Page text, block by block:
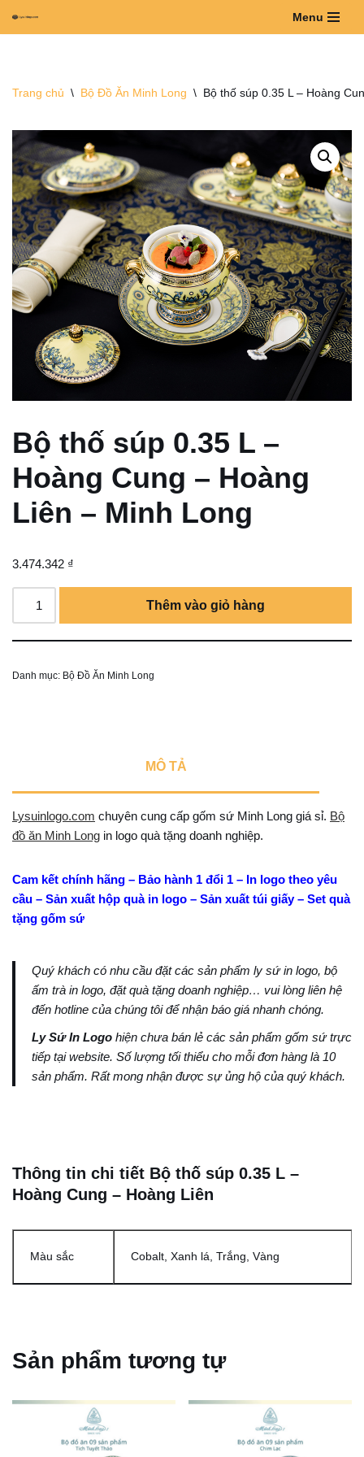
dung
Menu
Trang chủ \ Bộ Đồ Ăn Minh Long \ Bộ thố súp 0.35 L – Hoàng
Bộ thố súp 0.35 L –
Hoàng Cung – Hoàng
Liên – Minh Long
3.474.342 ₫
Thêm vào giỏ hàng
Danh mục: Bộ Đồ Ăn Minh Long
MÔ TẢ
Lysuinlogo.com chuyên cung cấp gốm sứ Minh Long giá sỉ. Bộ
đồ ăn Minh Long in logo quà tặng doanh nghiệp.
Cam kết chính hãng – Bảo hành 1 đổi 1 – In logo theo yêu
cầu – Sản xuất hộp quà in logo – Sản xuất túi giấy – Set quà
tặng gốm sứ
Quý khách có nhu cầu đặt các sản phẩm ly sứ in logo, bộ
ấm trà in logo, đặt quà tặng doanh nghiệp… vui lòng liên hệ
đến hotline của chúng tôi để nhận báo giá nhanh chóng.
Ly Sứ In Logo hiện chưa bán lẻ các sản phẩm gốm sứ trực
tiếp tại website. Số lượng tối thiểu cho mỗi đơn hàng là 10
sản phẩm. Rất mong nhận được sự ủng hộ của quý khách.
Thông tin chi tiết Bộ thố súp 0.35 L –
Hoàng Cung – Hoàng Liên
Màu sắc Cobalt, Xanh lá, Trắng, Vàng
Sản phẩm tương tự